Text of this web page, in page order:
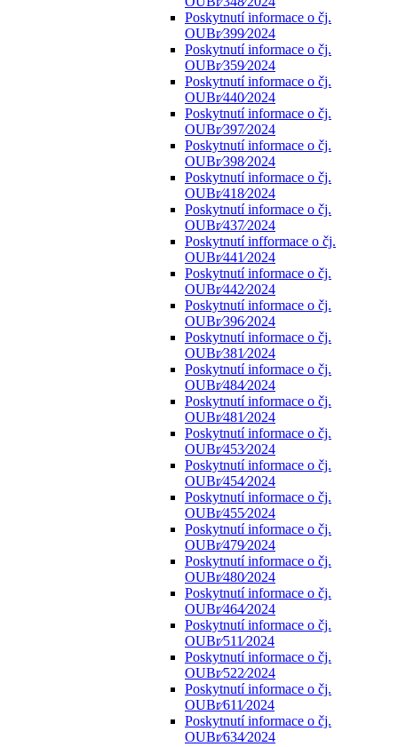
Poskytnutí informace o čj.
OUBr⁄399⁄2024
Poskytnutí informace o čj.
OUBr⁄359⁄2024
Poskytnutí informace o čj.
OUBr⁄440⁄2024
Poskytnutí informace o čj.
OUBr⁄397⁄2024
Poskytnutí informace o čj.
OUBr⁄398⁄2024
Poskytnutí informace o čj.
OUBr⁄418⁄2024
Poskytnutí informace o čj.
OUBr⁄437⁄2024
Poskytnutí infformace o čj.
OUBr⁄441⁄2024
Poskytnutí informace o čj.
OUBr⁄442⁄2024
Poskytnutí informace o čj.
OUBr⁄396⁄2024
Poskytnutí informace o čj.
OUBr⁄381⁄2024
Poskytnutí informace o čj.
OUBr⁄484⁄2024
Poskytnutí informace o čj.
OUBr⁄481⁄2024
Poskytnutí informace o čj.
OUBr⁄453⁄2024
Poskytnutí informace o čj.
OUBr⁄454⁄2024
Poskytnutí informace o čj.
OUBr⁄455⁄2024
Poskytnutí informace o čj.
OUBr⁄479⁄2024
Poskytnutí informace o čj.
OUBr⁄480⁄2024
Poskytnutí informace o čj.
OUBr⁄464⁄2024
Poskytnutí informace o čj.
OUBr⁄511⁄2024
Poskytnutí informace o čj.
OUBr⁄522⁄2024
Poskytnutí informace o čj.
OUBr⁄611⁄2024
Poskytnutí informace o čj.
OUBr⁄634⁄2024